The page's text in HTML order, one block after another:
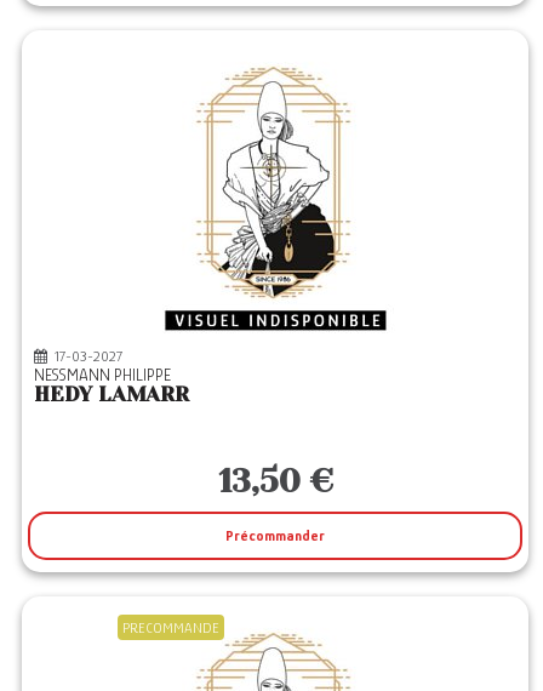
17-03-2027
NESSMANN PHILIPPE
HEDY LAMARR
13,50 €
Précommander
PRECOMMANDE